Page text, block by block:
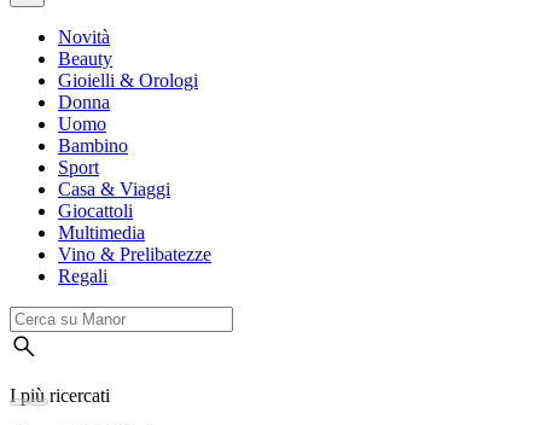
Novità
Beauty
Gioielli & Orologi
Donna
Uomo
Bambino
Sport
Casa & Viaggi
Giocattoli
Multimedia
Vino & Prelibatezze
Regali
I più ricercati